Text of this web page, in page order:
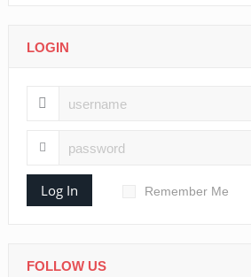
LOGIN
Log In Remember Me
FOLLOW US